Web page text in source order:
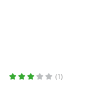
(1)